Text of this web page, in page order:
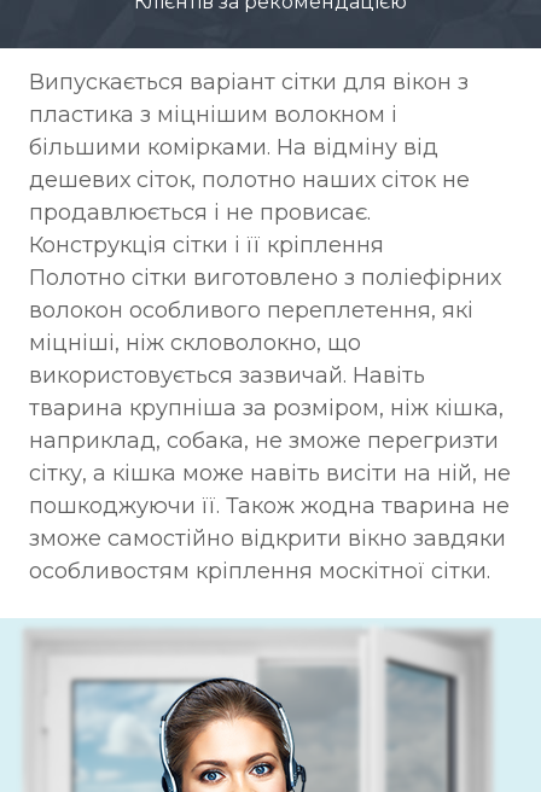
з
а
!
Випускається варіант сітки для вікон з
пластика з міцнішим волокном і
більшими комірками. На відміну від
дешевих сіток, полотно наших сіток не
продавлюється і не провисає.
Конструкція сітки і її кріплення
Полотно сітки виготовлено з поліефірних
волокон особливого переплетення, які
міцніші, ніж скловолокно, що
використовується зазвичай. Навіть
тварина крупніша за розміром, ніж кішка,
наприклад, собака, не зможе перегризти
сітку, а кішка може навіть висіти на ній, не
пошкоджуючи її. Також жодна тварина не
зможе самостійно відкрити вікно завдяки
особливостям кріплення москітної сітки.